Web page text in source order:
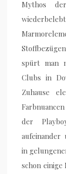
Mythos
spürt man
Clubs in
Zuhause
der
aufeinander
in
schon einige